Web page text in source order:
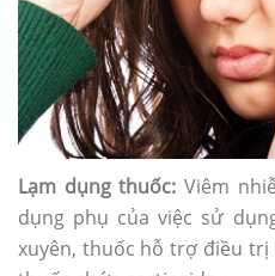
Lạm dụng thuốc: Viêm
dụng phụ của việc sử
xuyên, thuốc hỗ trợ điều trị